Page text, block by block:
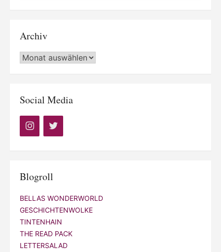
Archiv
Archiv
Social Media
Blogroll
BELLAS WONDERWORLD
GESCHICHTENWOLKE
TINTENHAIN
THE READ PACK
LETTERSALAD